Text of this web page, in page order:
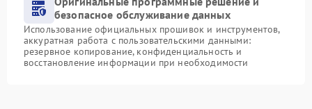
безопасное обслуживание данных
Использование официальных прошивок и инструментов,
аккуратная работа с пользовательскими данными:
резервное копирование, конфиденциальность и
восстановление информации при необходимости